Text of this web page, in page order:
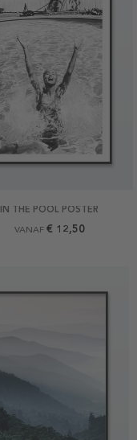
IN THE POOL POSTER
VANAF € 12,50